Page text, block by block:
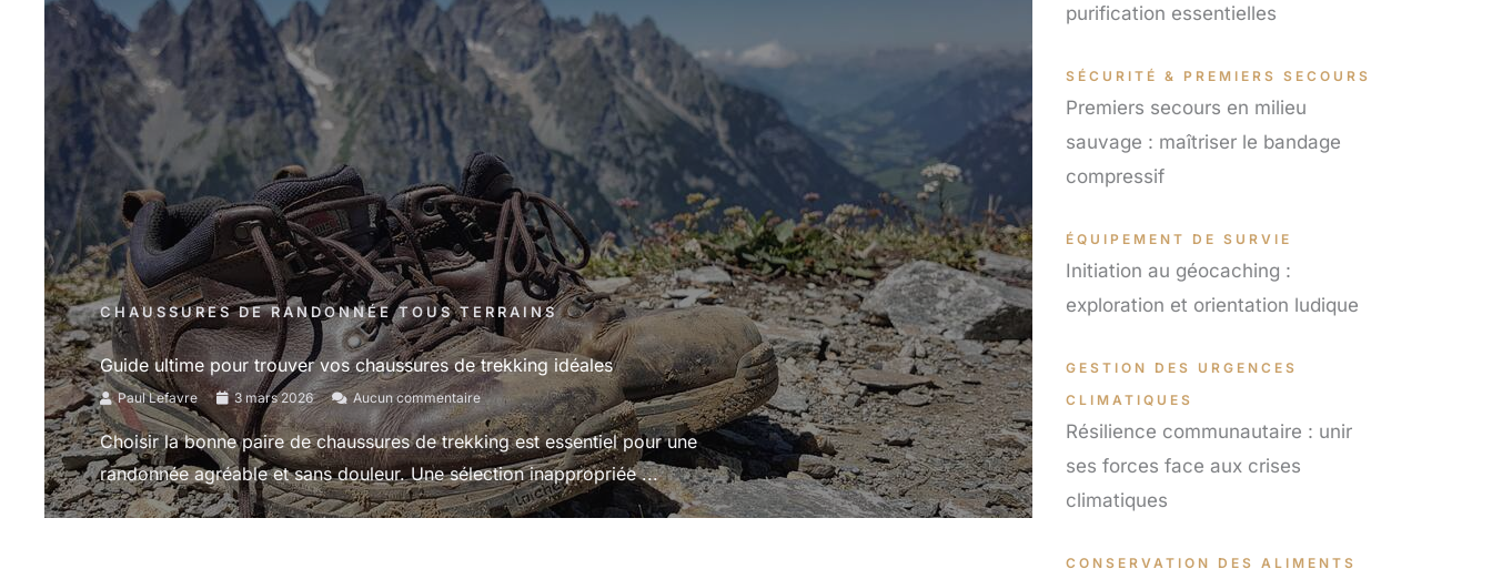
CHAUSSURES DE RANDONNÉE TOUS TERRAINS
Guide ultime pour trouver vos chaussures de trekking idéales
Paul Lefavre 3 mars 2026 Aucun commentaire
Choisir la bonne paire de chaussures de trekking est essentiel pour une
randonnée agréable et sans douleur. Une sélection inappropriée ...
purification essentielles
SÉCURITÉ & PREMIERS SECOURS
Premiers secours en milieu
sauvage : maîtriser le bandage
compressif
ÉQUIPEMENT DE SURVIE
Initiation au géocaching :
exploration et orientation ludique
GESTION DES URGENCES
CLIMATIQUES
Résilience communautaire : unir
ses forces face aux crises
climatiques
CONSERVATION DES ALIMENTS